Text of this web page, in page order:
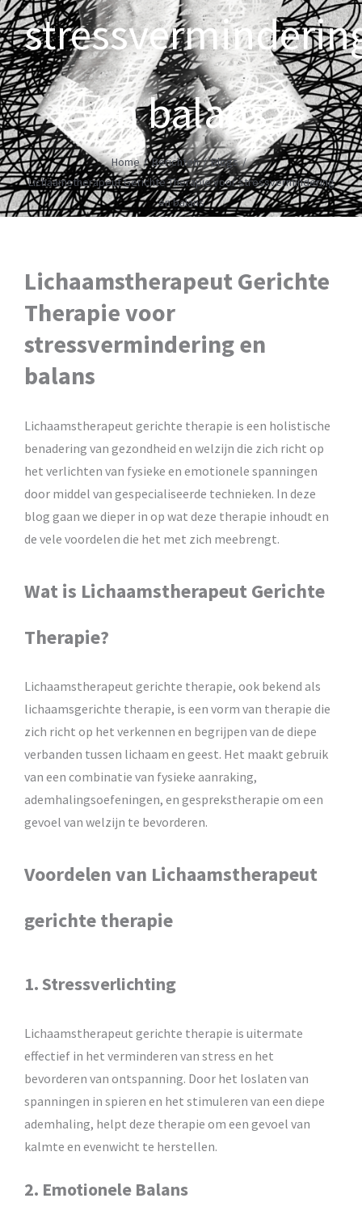
en balans
Home / Berichten / Blogs /
Lichaamstherapeut Gerichte Therapie voor stressvermindering
en balans
Lichaamstherapeut Gerichte
Therapie voor
stressvermindering en
balans
Lichaamstherapeut gerichte therapie is een holistische
benadering van gezondheid en welzijn die zich richt op
het verlichten van fysieke en emotionele spanningen
door middel van gespecialiseerde technieken. In deze
blog gaan we dieper in op wat deze therapie inhoudt en
de vele voordelen die het met zich meebrengt.
Wat is Lichaamstherapeut Gerichte
Therapie?
Lichaamstherapeut gerichte therapie, ook bekend als
lichaamsgerichte therapie, is een vorm van therapie die
zich richt op het verkennen en begrijpen van de diepe
verbanden tussen lichaam en geest. Het maakt gebruik
van een combinatie van fysieke aanraking,
ademhalingsoefeningen, en gesprekstherapie om een
gevoel van welzijn te bevorderen.
Voordelen van Lichaamstherapeut
gerichte therapie
1. Stressverlichting
Lichaamstherapeut gerichte therapie is uitermate
effectief in het verminderen van stress en het
bevorderen van ontspanning. Door het loslaten van
spanningen in spieren en het stimuleren van een diepe
ademhaling, helpt deze therapie om een gevoel van
kalmte en evenwicht te herstellen.
2. Emotionele Balans